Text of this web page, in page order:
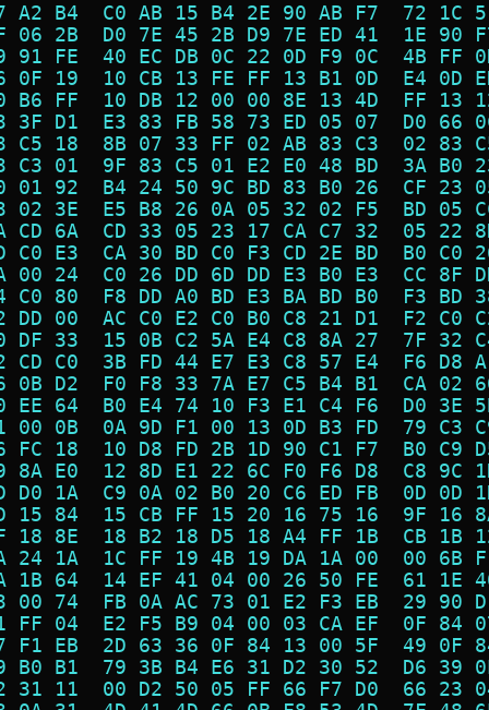
A2 B4  C0 AB 15 B4 2E 90 AB F7  72
06 2B  D0 7E 45 2B D9 7E ED 41  1E
91 FE  40 EC DB 0C 22 0D F9 0C  4B
0F 19  10 CB 13 FE FF 13 B1 0D  E4
B6 FF  10 DB 12 00 00 8E 13 4D  FF
3F D1  E3 83 FB 58 73 ED 05 07  D0
C5 18  8B 07 33 FF 02 AB 83 C3  02
C3 01  9F 83 C5 01 E2 E0 48 BD  3A
01 92  B4 24 50 9C BD 83 B0 26  CF
02 3E  E5 B8 26 0A 05 32 02 F5  BD
CD 6A  CD 33 05 23 17 CA C7 32  05
C0 E3  CA 30 BD C0 F3 CD 2E BD  B0
00 24  C0 26 DD 6D DD E3 B0 E3  CC
C0 80  F8 DD A0 BD E3 BA BD B0  F3
DD 00  AC C0 E2 C0 B0 C8 21 D1  F2
DF 33  15 0B C2 5A E4 C8 8A 27  7F
CD C0  3B FD 44 E7 E3 C8 57 E4  F6
0B D2  F0 F8 33 7A E7 C5 B4 B1  CA
EE 64  B0 E4 74 10 F3 E1 C4 F6  D0
00 0B  0A 9D F1 00 13 0D B3 FD  79
FC 18  10 D8 FD 2B 1D 90 C1 F7  B0
8A E0  12 8D E1 22 6C F0 F6 D8  C8
D0 1A  C9 0A 02 B0 20 C6 ED FB  0D
15 84  15 CB FF 15 20 16 75 16  9F
18 8E  18 B2 18 D5 18 A4 FF 1B  CB
24 1A  1C FF 19 4B 19 DA 1A 00  00
1B 64  14 EF 41 04 00 26 50 FE  61
00 74  FB 0A AC 73 01 E2 F3 EB  29
FF 04  E2 F5 B9 04 00 03 CA EF  0F
F1 EB  2D 63 36 0F 84 13 00 5F  49
B0 B1  79 3B B4 E6 31 D2 30 52  D6
31 11  00 D2 50 05 FF 66 F7 D0  66